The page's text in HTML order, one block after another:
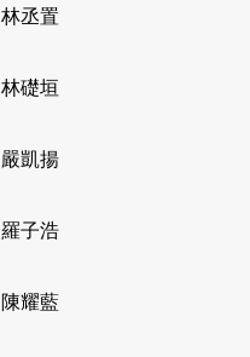
林丞置
林礎垣
嚴凱揚
羅子浩
陳耀藍